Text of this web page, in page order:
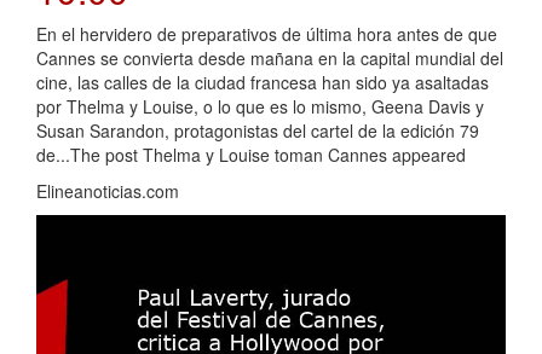
En el hervidero de preparativos de última hora antes de que
Cannes se convierta desde mañana en la capital mundial del
cine, las calles de la ciudad francesa han sido ya asaltadas
por Thelma y Louise, o lo que es lo mismo, Geena Davis y
Susan Sarandon, protagonistas del cartel de la edición 79
de...The post Thelma y Louise toman Cannes appeared
Elineanoticias.com